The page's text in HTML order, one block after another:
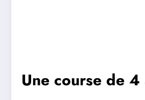
Une course de